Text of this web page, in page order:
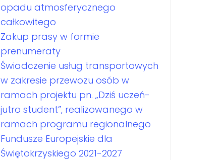
opadu atmosferycznego
całkowitego
Zakup prasy w formie
prenumeraty
Świadczenie usług transportowych
w zakresie przewozu osób w
ramach projektu pn. „Dziś uczeń-
jutro student”, realizowanego w
ramach programu regionalnego
Fundusze Europejskie dla
Świętokrzyskiego 2021-2027